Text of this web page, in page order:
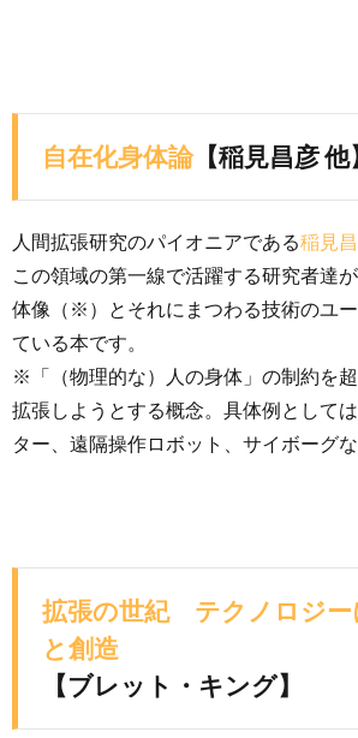
自在化身体論【稲見昌彦 他
人間拡張研究のパイオニアである稲見
この領域の第一線で活躍する研究者達
体像（※）とそれにまつわる技術のユ
ている本です。
※「（物理的な）人の身体」の制約を
拡張しようとする概念。具体例として
ター、遠隔操作ロボット、サイボーグな
拡張の世紀 テクノロジー
と創造
【ブレット・キング】